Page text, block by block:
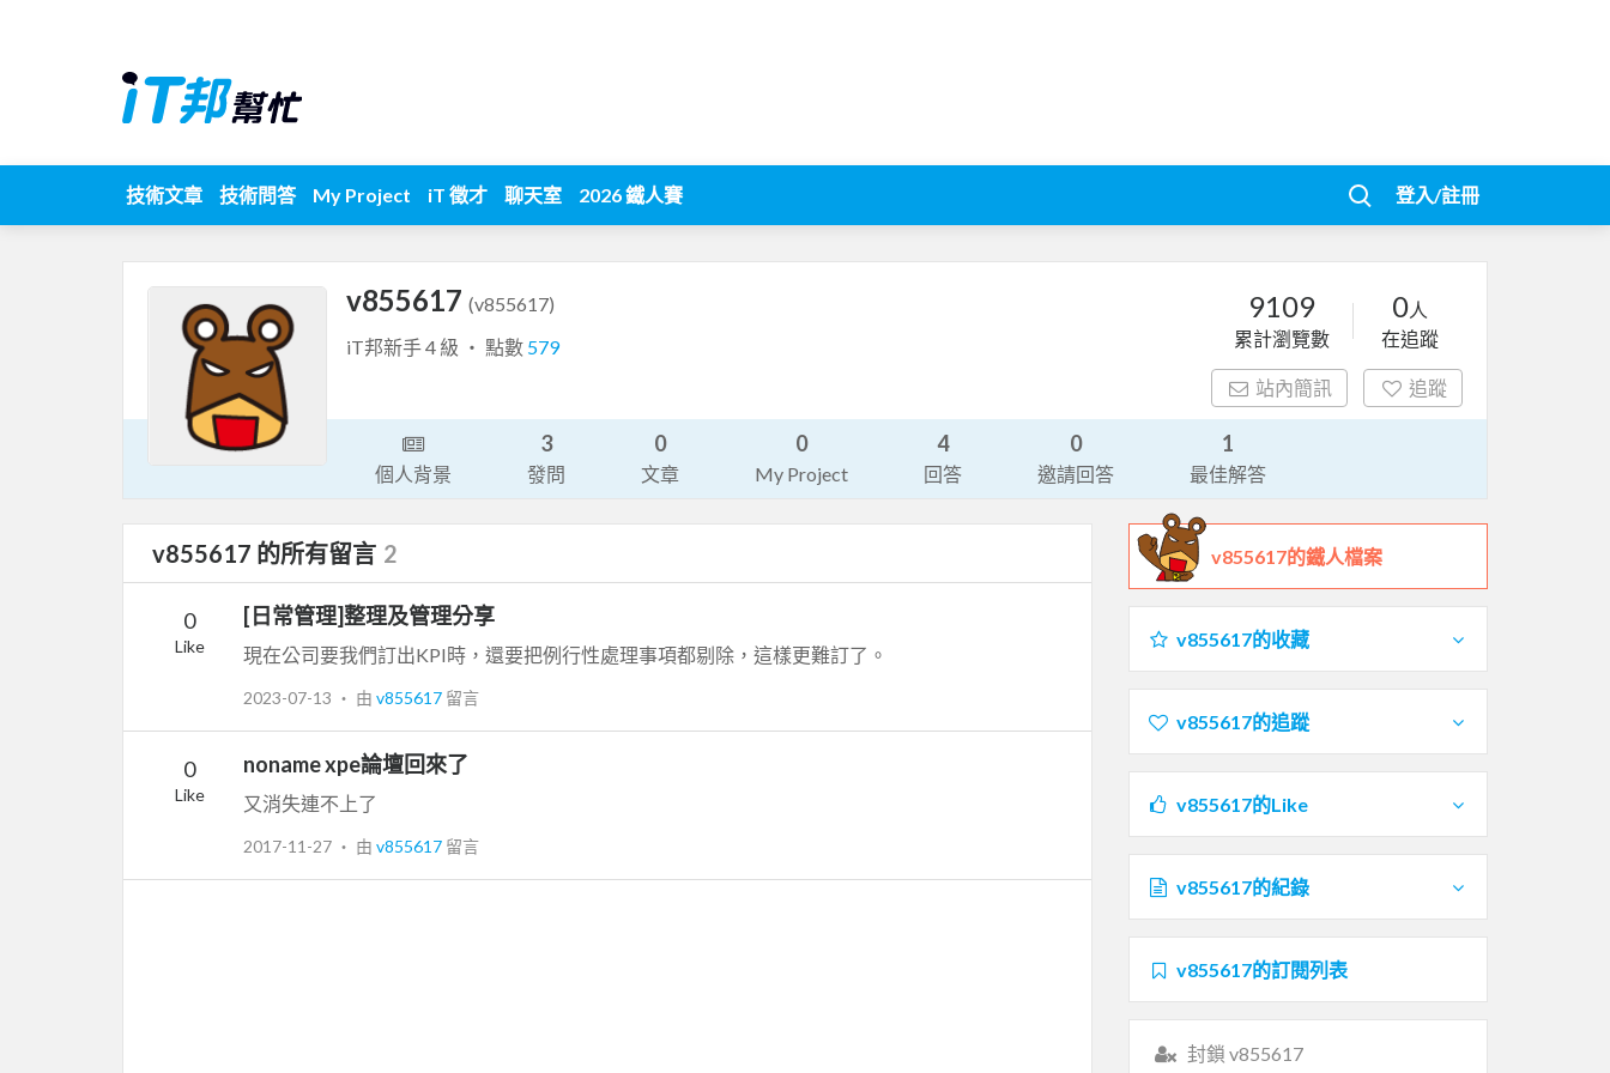
技術文章 技術問答 My Project iT 徵才 聊天室 2026 鐵人賽 登入/註冊
v855617 (v855617)
iT邦新手 4 級 ‧ 點數 579
9109
累計瀏覽數
0人
在追蹤
站內簡訊 追蹤
個人背景
3
發問
0
文章
0
My Project
4
回答
0
邀請回答
1
最佳解答
v855617 的所有留言 2
0
Like
[日常管理]整理及管理分享
現在公司要我們訂出KPI時，還要把例行性處理事項都剔除，這樣更難訂了。
2023-07-13 ‧ 由 v855617 留言
0
Like
noname xpe論壇回來了
又消失連不上了
2017-11-27 ‧ 由 v855617 留言
v855617的鐵人檔案
v855617的收藏
v855617的追蹤
v855617的Like
v855617的紀錄
v855617的訂閱列表
封鎖 v855617